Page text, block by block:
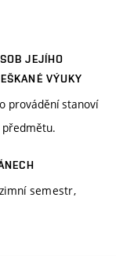
JEJÍHO
VÝUKY
provádění stanoví
předmětu.
semestr,